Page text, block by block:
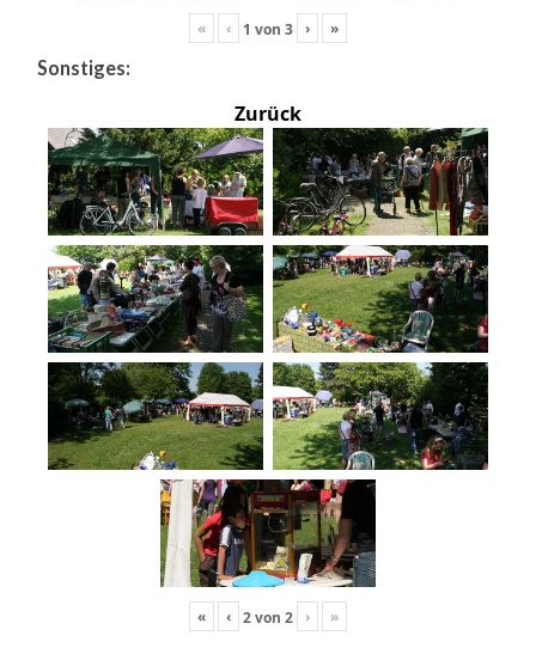
« ‹ 1 von 3 › »
Sonstiges:
Zurück
« ‹ 2von 2 › »